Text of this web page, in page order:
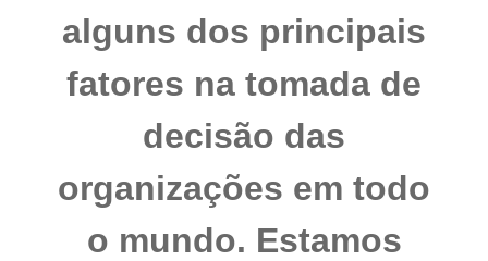
alguns dos principais
fatores na tomada de
decisão das
organizações em todo
o mundo. Estamos